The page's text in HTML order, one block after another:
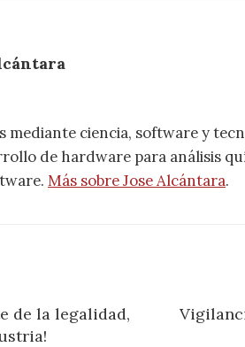
mediante ciencia, software y
de hardware para análisis
Más sobre Jose Alcántara.
de la legalidad,